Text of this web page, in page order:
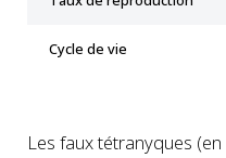
Cycle de vie
Les faux tétranyques